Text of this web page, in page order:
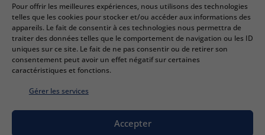
Pour offrir les meilleures expériences, nous utilisons des technologies
telles que les cookies pour stocker et/ou accéder aux informations des
appareils. Le fait de consentir à ces technologies nous permettra de
traiter des données telles que le comportement de navigation ou les ID
uniques sur ce site. Le fait de ne pas consentir ou de retirer son
consentement peut avoir un effet négatif sur certaines
caractéristiques et fonctions.
Gérer les services
Accepter
IEDRS France
2 bis Rue Lafayette
57000 Metz
Email :contact@iedrs.com
Tél. :+33 (0)3 87 50 81 58
IEDRS Luxembourg
Chambre des Métiers du Luxembourg